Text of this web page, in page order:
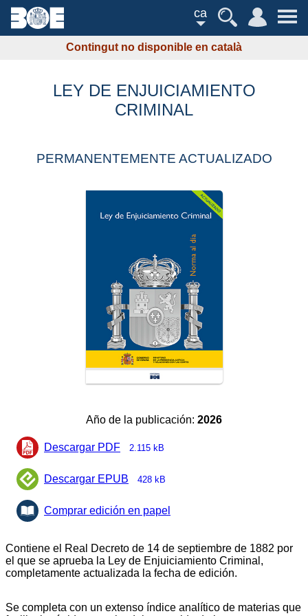
ca
Contingut no disponible en català
LEY DE ENJUICIAMIENTO
CRIMINAL
PERMANENTEMENTE ACTUALIZADO
Año de la publicación: 2026
Descargar PDF 2.115 kB
Descargar EPUB 428 kB
Comprar edición en papel
Contiene el Real Decreto de 14 de septiembre de 1882 por
el que se aprueba la Ley de Enjuiciamiento Criminal,
completamente actualizada la fecha de edición.
Se completa con un extenso índice analítico de materias que